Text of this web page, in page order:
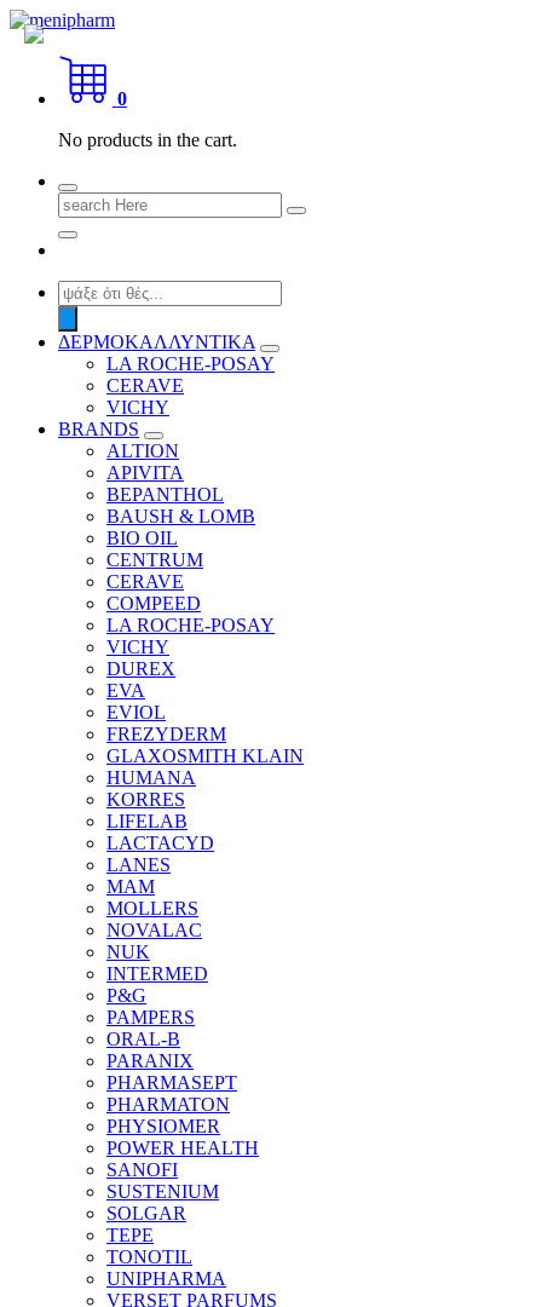
Skip
content
shop 2 easily
0
No products in the cart.
Search
for:
Products
search
ΔΕΡΜΟΚΑΛΛΥΝΤΙΚΑ
LA ROCHE-POSAY
CERAVE
VICHY
BRANDS
ALTION
APIVITA
BEPANTHOL
BAUSH & LOMB
BIO OIL
CENTRUM
CERAVE
COMPEED
LA ROCHE-POSAY
VICHY
DUREX
EVA
EVIOL
FREZYDERM
GLAXOSMITH KLAIN
HUMANA
KORRES
LIFELAB
LACTACYD
LANES
MAM
MOLLERS
NOVALAC
NUK
INTERMED
P&G
PAMPERS
ORAL-B
PARANIX
PHARMASEPT
PHARMATON
PHYSIOMER
POWER HEALTH
SANOFI
SUSTENIUM
SOLGAR
TEPE
TONOTIL
UNIPHARMA
VERSET PARFUMS